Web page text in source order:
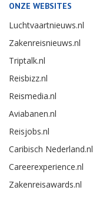
ONZE WEBSITES
Luchtvaartnieuws.nl
Zakenreisnieuws.nl
Triptalk.nl
Reisbizz.nl
Reismedia.nl
Aviabanen.nl
Reisjobs.nl
Caribisch Nederland.nl
Careerexperience.nl
Zakenreisawards.nl